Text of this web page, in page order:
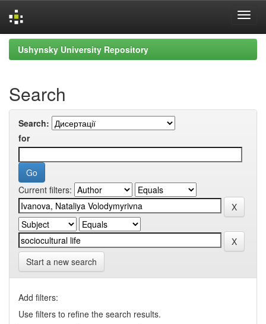
Skip
navigation
Ushynsky University Repository
Search
Search:
for
Current filters:
Start a new search
Add filters:
Use filters to refine the search results.